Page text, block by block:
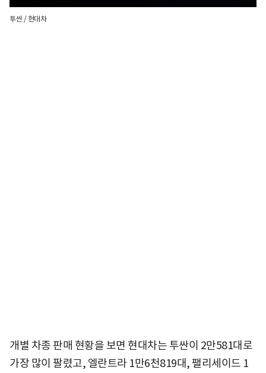
투싼 / 현대차
개별 차종 판매 현황을 보면 현대차는 투싼이 2만581대로
가장 많이 팔렸고, 엘란트라 1만6천819대, 팰리세이드 1